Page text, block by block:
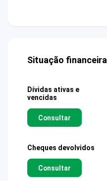
Situação financeira
Dívidas ativas e
vencidas
Consultar
Cheques devolvidos
Consultar